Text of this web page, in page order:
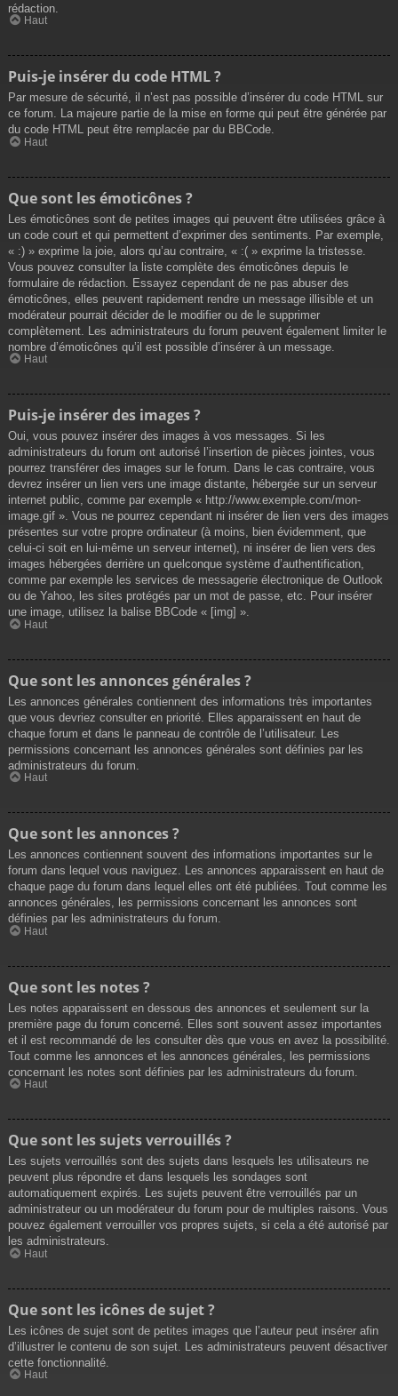
rédaction.
Haut
Puis-je insérer du code HTML ?
Par mesure de sécurité, il n’est pas possible d’insérer du code HTML sur
ce forum. La majeure partie de la mise en forme qui peut être générée par
du code HTML peut être remplacée par du BBCode.
Haut
Que sont les émoticônes ?
Les émoticônes sont de petites images qui peuvent être utilisées grâce à
un code court et qui permettent d’exprimer des sentiments. Par exemple,
« :) » exprime la joie, alors qu’au contraire, « :( » exprime la tristesse.
Vous pouvez consulter la liste complète des émoticônes depuis le
formulaire de rédaction. Essayez cependant de ne pas abuser des
émoticônes, elles peuvent rapidement rendre un message illisible et un
modérateur pourrait décider de le modifier ou de le supprimer
complètement. Les administrateurs du forum peuvent également limiter le
nombre d’émoticônes qu’il est possible d’insérer à un message.
Haut
Puis-je insérer des images ?
Oui, vous pouvez insérer des images à vos messages. Si les
administrateurs du forum ont autorisé l’insertion de pièces jointes, vous
pourrez transférer des images sur le forum. Dans le cas contraire, vous
devrez insérer un lien vers une image distante, hébergée sur un serveur
internet public, comme par exemple « http://www.exemple.com/mon-
image.gif ». Vous ne pourrez cependant ni insérer de lien vers des images
présentes sur votre propre ordinateur (à moins, bien évidemment, que
celui-ci soit en lui-même un serveur internet), ni insérer de lien vers des
images hébergées derrière un quelconque système d’authentification,
comme par exemple les services de messagerie électronique de Outlook
ou de Yahoo, les sites protégés par un mot de passe, etc. Pour insérer
une image, utilisez la balise BBCode « [img] ».
Haut
Que sont les annonces générales ?
Les annonces générales contiennent des informations très importantes
que vous devriez consulter en priorité. Elles apparaissent en haut de
chaque forum et dans le panneau de contrôle de l’utilisateur. Les
permissions concernant les annonces générales sont définies par les
administrateurs du forum.
Haut
Que sont les annonces ?
Les annonces contiennent souvent des informations importantes sur le
forum dans lequel vous naviguez. Les annonces apparaissent en haut de
chaque page du forum dans lequel elles ont été publiées. Tout comme les
annonces générales, les permissions concernant les annonces sont
définies par les administrateurs du forum.
Haut
Que sont les notes ?
Les notes apparaissent en dessous des annonces et seulement sur la
première page du forum concerné. Elles sont souvent assez importantes
et il est recommandé de les consulter dès que vous en avez la possibilité.
Tout comme les annonces et les annonces générales, les permissions
concernant les notes sont définies par les administrateurs du forum.
Haut
Que sont les sujets verrouillés ?
Les sujets verrouillés sont des sujets dans lesquels les utilisateurs ne
peuvent plus répondre et dans lesquels les sondages sont
automatiquement expirés. Les sujets peuvent être verrouillés par un
administrateur ou un modérateur du forum pour de multiples raisons. Vous
pouvez également verrouiller vos propres sujets, si cela a été autorisé par
les administrateurs.
Haut
Que sont les icônes de sujet ?
Les icônes de sujet sont de petites images que l’auteur peut insérer afin
d’illustrer le contenu de son sujet. Les administrateurs peuvent désactiver
cette fonctionnalité.
Haut